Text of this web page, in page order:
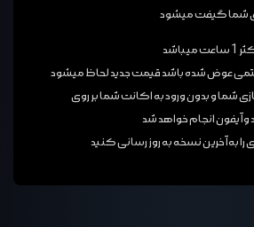
شما گیفت میشود
عوض شده باشد قیمت جدید لحاظ میشود
شما و بدون ورود به اکانت شما بر روی
و آیفون انجام خواهد شد
را به آخرین نسخه به روز رسانی کنید